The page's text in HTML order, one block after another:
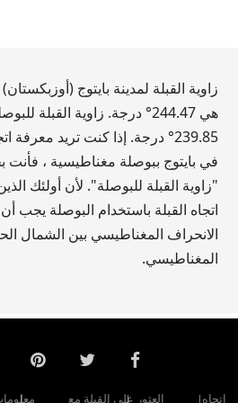
زاوية القبلة لمدينة بايتوج
هي244.47° درجة. زاوية القبلة
239.85° درجة. إذا كنت تريد معرفة
في بايتوج ببوصلة مغناطيسية ، فأنت
"زاوية القبلة للبوصلة". لأن أولئك
اتجاه القبلة باستخدام البوصلة يجب أن
الانحراف المغناطيسي بين الشمال
المغناطيسي.
اتجاه العثور على القبلة مع